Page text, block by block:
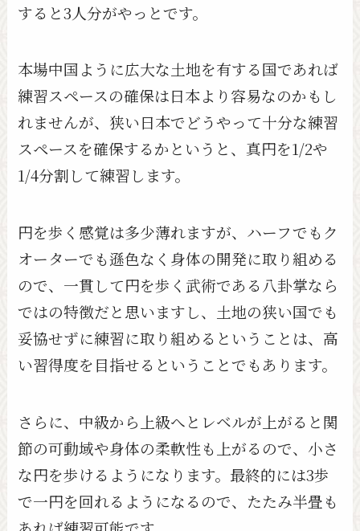
すると3人分がやっとです。
本場中国ように広大な土地を有する国であれば
練習スペースの確保は日本より容易なのかもし
れませんが、狭い日本でどうやって十分な練習
スペースを確保するかというと、真円を1/2や
1/4分割して練習します。
円を歩く感覚は多少薄れますが、ハーフでもク
オーターでも遜色なく身体の開発に取り組める
ので、一貫して円を歩く武術である八卦掌なら
ではの特徴だと思いますし、土地の狭い国でも
妥協せずに練習に取り組めるということは、高
い習得度を目指せるということでもあります。
さらに、中級から上級へとレベルが上がると関
節の可動域や身体の柔軟性も上がるので、小さ
な円を歩けるようになります。最終的には3歩
で一円を回れるようになるので、たたみ半畳も